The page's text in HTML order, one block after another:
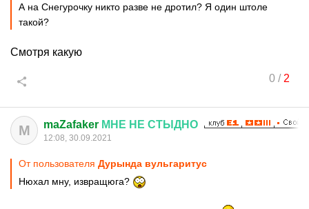
А на Снегурочку никто разве не дротил? Я один штоле
такой?
Смотря какую
0/ 2
M maZafaker МНЕ НЕ СТЫДНО
12:08, 30.09.2021
От пользователя Дурында вульгаритус
Нюхал мну, извращюга?